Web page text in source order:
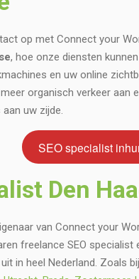
op met Connect your
, hoe onze diensten
en uw online
organisch verkeer aan
uw zijde.
SEO specialist
Den
van Connect your
freelance SEO
in heel Nederland. Zoals